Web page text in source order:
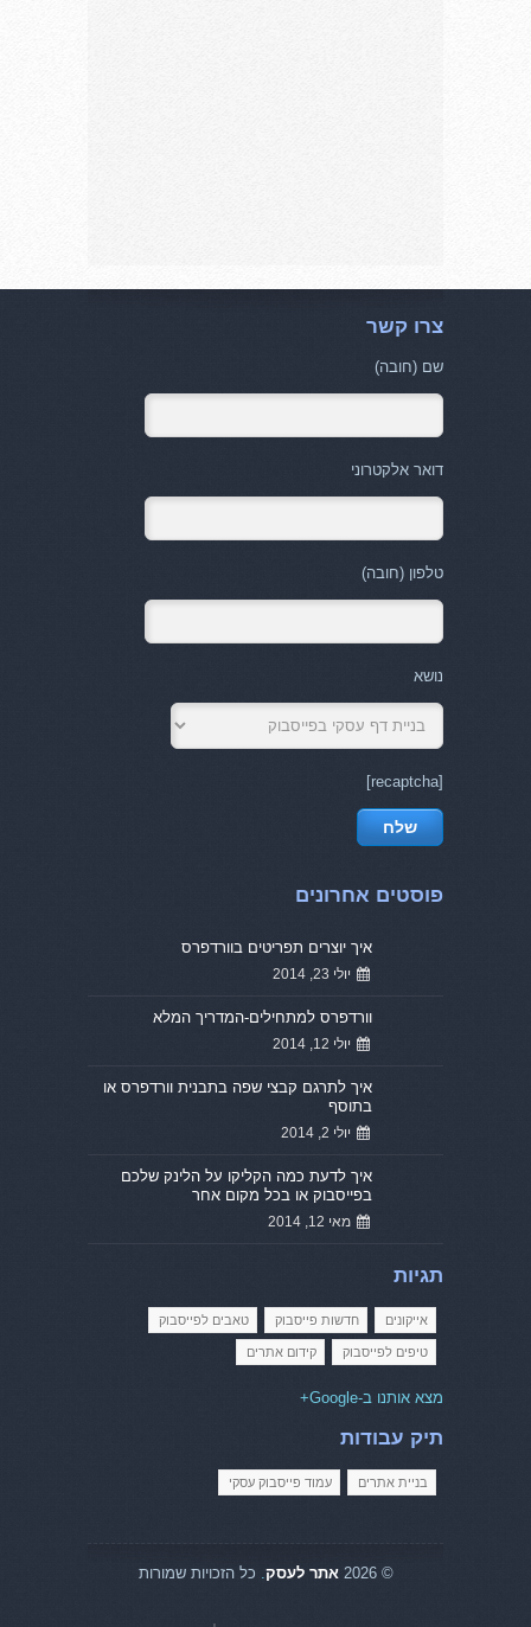
צרו קשר
שם (חובה)
דואר אלקטרוני
טלפון (חובה)
נושא
[recaptcha]
פוסטים אחרונים
איך יוצרים תפריטים בוורדפרס
יולי 23, 2014
וורדפרס למתחילים-המדריך המלא
יולי 12, 2014
איך לתרגם קבצי שפה בתבנית וורדפרס או
בתוסף
יולי 2, 2014
איך לדעת כמה הקליקו על הלינק שלכם
בפייסבוק או בכל מקום אחר
מאי 12, 2014
תגיות
אייקונים חדשות פייסבוק טאבים לפייסבוק
טיפים לפייסבוק קידום אתרים
מצא אותנו ב-Google+
תיק עבודות
בניית אתרים עמוד פייסבוק עסקי
© 2026 אתר לעסק. כל הזכויות שמורות